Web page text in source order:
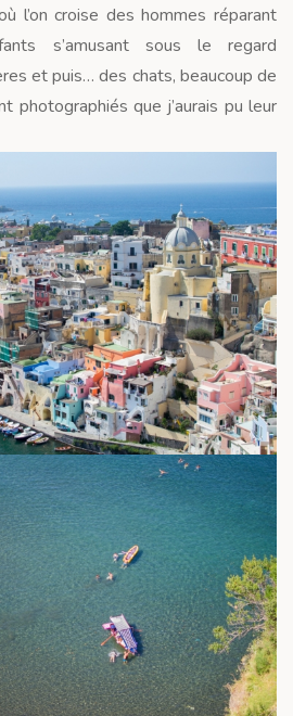
l’on croise des hommes réparant
s’amusant sous le regard
et puis… des chats, beaucoup de
photographiés que j’aurais pu leur